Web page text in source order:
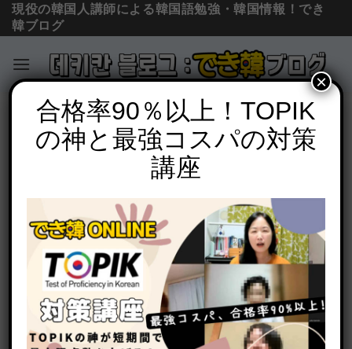
Skip
content
現役の韓国人講師による韓国語勉強・韓国情報！でき
韓ブログ
韓国軍隊、793日間の記録
BTSも行く韓国軍隊：訓練兵の日記「人
生最大のモテ期に入隊する！」
POSTED ON2007年6月1日 BY でき韓 パク先生
清里で吸い込んだ涼しくて気持ちいい風が今週東京にも
吹いてきて「もう夏も終わりだな！お前、今年の夏、ほ
んと頑張ったな！」と思ったら今日はまた真夏の猛
暑・・・＞＜ 9月はこんな天気が続くでしょうね。変
合格率90％以上！TOPIK
の神と最強コスパの対策
講座
×